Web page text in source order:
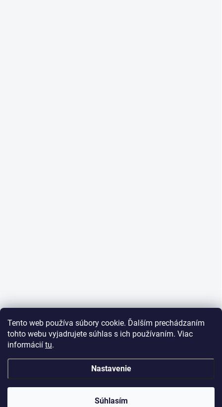
Tento web používa súbory cookie. Ďalším prechádzaním
tohto webu vyjadrujete súhlas s ich používaním. Viac
informácií tu.
Nastavenie
Súhlasím